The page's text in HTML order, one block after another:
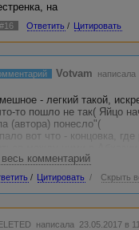
на
#16 Ответить / Цитировать
Votvam
- легкий такой,
то пошло не так( Яйцо
(автора) понесло"(
вот что - концовка,
бы взял и в
И неожиданно добила
и детьми - в
знатно меня, извините,
весь комментарий
/ Цитировать / Скрыть
написала 23.05.2017 в